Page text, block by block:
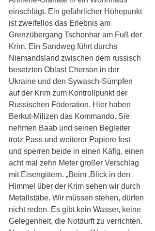
einschlägt. Ein gefährlicher Höhepunkt
ist zweifellos das Erlebnis am
Grenzübergang Tschonhar am Fuß der
Krim. Ein Sandweg führt durchs
Niemandsland zwischen dem russisch
besetzten Oblast Cherson in der
Ukraine und den Sywasch-Sümpfen
auf der Krim zum Kontrollpunkt der
Russischen Föderation. Hier haben
Berkut-Milizen das Kommando. Sie
nehmen Baab und seinen Begleiter
trotz Pass und weiterer Papiere fest
und sperren beide in einen Käfig, einen
acht mal zehn Meter großer Verschlag
mit Eisengittern. „Beim ‚Blick in den
Himmel über der Krim sehen wir durch
Metallstäbe. Wir müssen stehen, dürfen
nicht reden. Es gibt kein Wasser, keine
Gelegenheit, die Notdurft zu verrichten.